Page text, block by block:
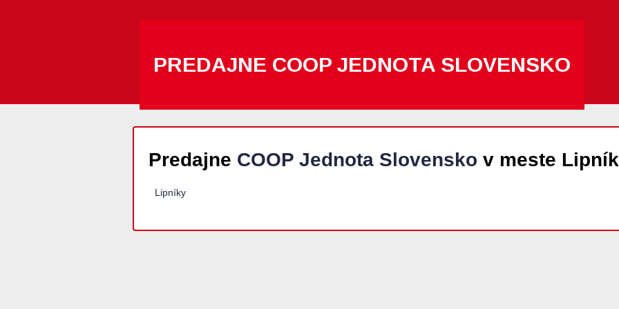
PREDAJNE COOP JEDNOTA SLOVENSKO
Predajne COOP Jednota Slovensko v meste
Lipníky